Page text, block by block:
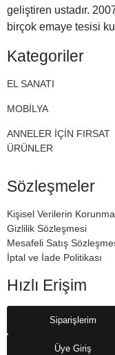
geliştiren ustadır.
birçok emaye tesisi
Emayeleri
Kategoriler
EL SANATI
MOBİLYA
ANNELER İÇİN FIRSAT
ÜRÜNLER
Sözleşmeler
Kişisel Verilerin
Gizlilik Sözleşmesi
Mesafeli Satış
İptal ve İade Politikası
Hızlı Erişim
Siparişlerim
Üye Giriş